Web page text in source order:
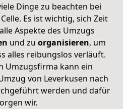
Dinge zu beachten bei
Es ist wichtig, sich Zeit
Aspekte des Umzugs
und zu organisieren, um
alles reibungslos verläuft.
Umzugsfirma kann ein
von Leverkusen nach
werden und dafür
wir.